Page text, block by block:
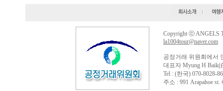
Copyright ⓒ ANGELS
la1004tour@naver.com
공정거래 위원회에서
대표자 Myung H Baik(
Tel : (한국) 070-8028-
주소 : 991 Arapahoe